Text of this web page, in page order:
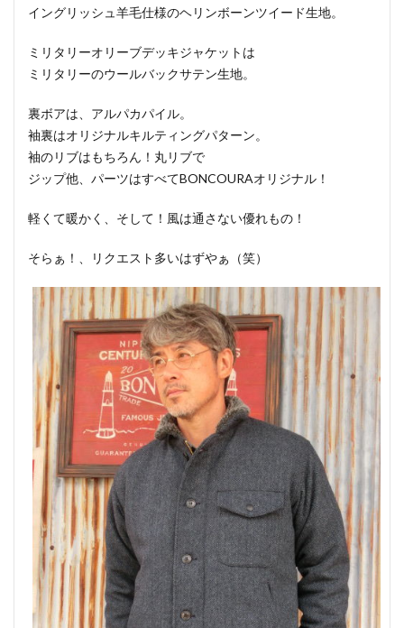
イングリッシュ羊毛仕様のヘリンボーンツイード生地。
ミリタリーオリーブデッキジャケットは
ミリタリーのウールバックサテン生地。
裏ボアは、アルパカパイル。
袖裏はオリジナルキルティングパターン。
袖のリブはもちろん！丸リブで
ジップ他、パーツはすべてBONCOURAオリジナル！
軽くて暖かく、そして！風は通さない優れもの！
そらぁ！、リクエスト多いはずやぁ（笑）